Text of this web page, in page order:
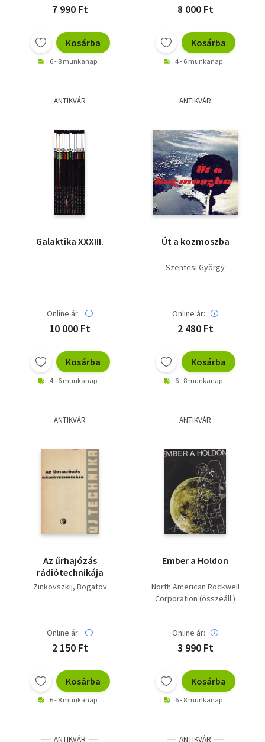
7 990 Ft
Kosárba
6 - 8 munkanap
8 000 Ft
Kosárba
4 - 6 munkanap
ANTIKVÁR
Galaktika XXXIII.
Online ár:
10 000 Ft
Kosárba
4 - 6 munkanap
ANTIKVÁR
Út a kozmoszba
Szentesi György
Online ár:
2 480 Ft
Kosárba
6 - 8 munkanap
ANTIKVÁR
Az űrhajózás
rádiótechnikája
Zinkovszkij Bogatov
Online ár:
2 150 Ft
Kosárba
6 - 8 munkanap
ANTIKVÁR
Ember a Holdon
North American Rockwell
Corporation (összeáll.)
Online ár:
3 990 Ft
Kosárba
6 - 8 munkanap
ANTIKVÁR ANTIKVÁR